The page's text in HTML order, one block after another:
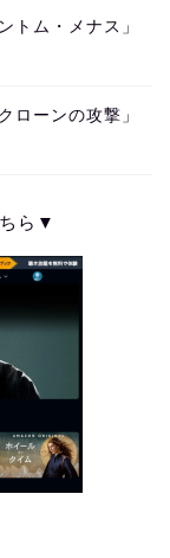
トム・メナス」
ローンの攻撃」
ら▼